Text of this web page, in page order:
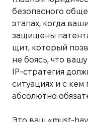
безопасного
этапах, когда
защищены
щит, который
не боясь, что
IP-стратегия
ситуациях и с кем
абсолютно
Это ваш «must-